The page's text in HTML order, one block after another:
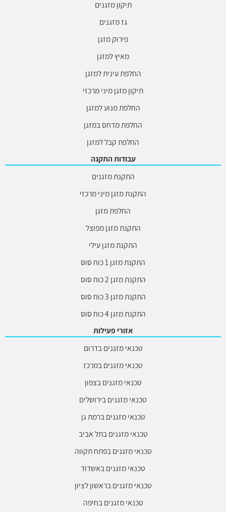
תיקון מזגנים
גז מזגנים
פירוק מזגן
מאיץ למזגן
החלפת עינית למזגן
תיקון מזגן מיני מרכזי
החלפת מנוע למזגן
החלפת מדחס במזגן
החלפת קבל למזגן
עבודות התקנה
התקנת מזגנים
התקנת מזגן מיני מרכזי
החלפת מזגן
התקנת מזגן מפוצל
התקנת מזגן עילי
התקנת מזגן 1 כוח סוס
התקנת מזגן 2 כוח סוס
התקנת מזגן 3 כוח סוס
התקנת מזגן 4 כוח סוס
אזורי פעילות
טכנאי מזגנים בדרום
טכנאי מזגנים במרכז
טכנאי מזגנים בצפון
טכנאי מזגנים בירושלים
טכנאי מזגנים ברמת גן
טכנאי מזגנים בתל אביב
טכנאי מזגנים בפתח תקווה
טכנאי מזגנים באשדוד
טכנאי מזגנים בראשון לציון
טכנאי מזגנים בחיפה